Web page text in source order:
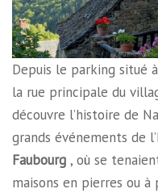
Depuis le parking situé
la rue principale du
découvre l’histoire de
grands événements de
Faubourg , où se
maisons en pierres ou